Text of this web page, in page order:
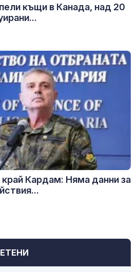
къщи в Канада, над 20
Кардам: Няма данни за